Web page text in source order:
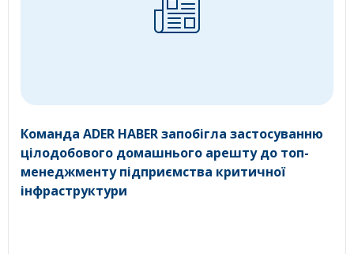
Команда ADER HABER запобігла застосуванню
цілодобового домашнього арешту до топ-
менеджменту підприємства критичної
інфраструктури